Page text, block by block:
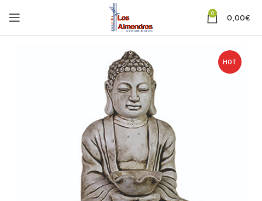
0 0,00€
HOT